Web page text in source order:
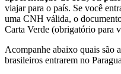
viajar para o país. Se você
uma CNH válida, o
Carta Verde (obrigatório para
Acompanhe abaixo quais são
brasileiros entrarem no